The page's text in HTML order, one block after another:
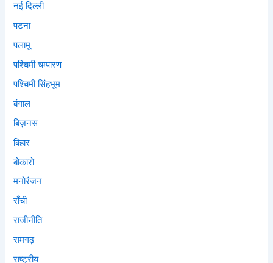
नई दिल्ली
पटना
पलामू
पश्चिमी चम्पारण
पश्चिमी सिंहभूम
बंगाल
बिज़नस
बिहार
बोकारो
मनोरंजन
राँची
राजीनीति
रामगढ़
राष्ट्रीय